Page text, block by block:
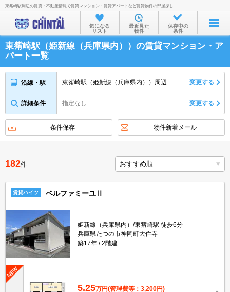
お部屋を探す
沿線・駅から
住所から
家賃相場から
不動産会社から
東觜崎駅周辺の賃貸・不動産情報で賃貸マンション・賃貸アパートなど賃貸物件の部屋探し
気になる
リスト
最近見た
物件
保存中の
条件
東觜崎駅（姫新線（兵庫県内））の賃貸マンション・ア
パート一覧
沿線・駅 東觜崎駅（姫新線（兵庫県内））周辺 変更する
詳細条件 指定なし 変更する
条件保存 物件新着メール
182件
賃貸ハイツ ベルファミーユⅡ
姫新線（兵庫県内）/東觜崎駅 徒歩6分
兵庫県たつの市神岡町大住寺
築17年
2階建
5.25万円(管理費等：3,200円)